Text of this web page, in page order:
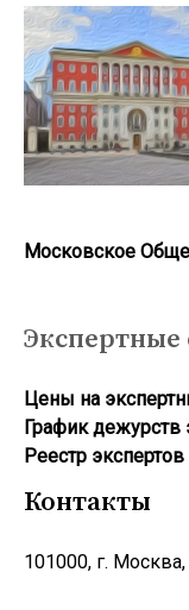
Московское
Цены на
График дежурств
Реестр
Контакты
101000, г.